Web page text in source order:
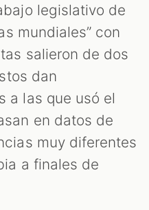
legislativo de
mundiales” con
salieron de dos
dan
a las que usó el
en datos de
muy diferentes
a finales de